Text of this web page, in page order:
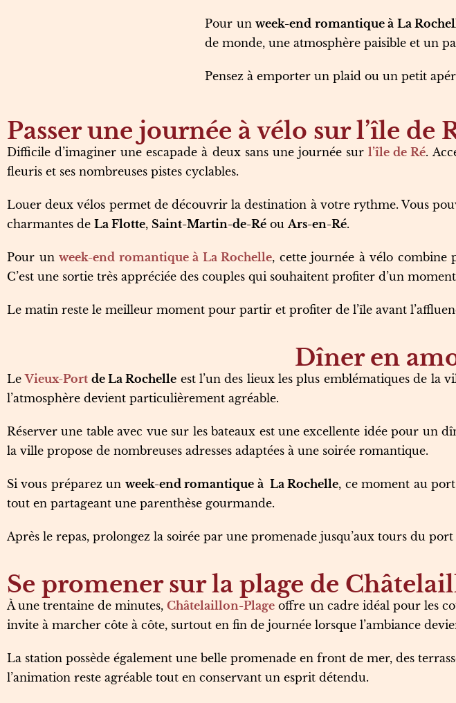
Pour unweek-end romantique à La
de monde, une atmosphère paisible et un
Pensez à emporter un plaid ou un petit
Passer une journée à vélo sur l’île de
Difficile d’imaginer une escapade à deux sans une journée surl’île de Ré.
fleuris et ses nombreuses pistes cyclables.
Louer deux vélos permet de découvrir la destination à votre rythme. Vous
charmantes de La Flotte, Saint-Martin-de-Ré ouArs-en-Ré.
Pour unweek-end romantique à La Rochelle, cette journée à vélo combine
C’est une sortie très appréciée des couples qui souhaitent profiter d’un
Le matin reste le meilleur moment pour partir et profiter de l’île avant
Dîner en
LeVieux-Port de La Rochelle est l’un des lieux les plus emblématiques de la
l’atmosphère devient particulièrement agréable.
Réserver une table avec vue sur les bateaux est une excellente idée pour un
la ville propose de nombreuses adresses adaptées à une soirée romantique.
Si vous préparez un week-end romantique à La Rochelle, ce moment au
tout en partageant une parenthèse gourmande.
Après le repas, prolongez la soirée par une promenade jusqu’aux tours du
Se promener sur la plage de
À une trentaine de minutes, Châtelaillon-Plage offre un cadre idéal pour les
invite à marcher côte à côte, surtout en fin de journée lorsque l’ambiance
La station possède également une belle promenade en front de mer, des
l’animation reste agréable tout en conservant un esprit détendu.